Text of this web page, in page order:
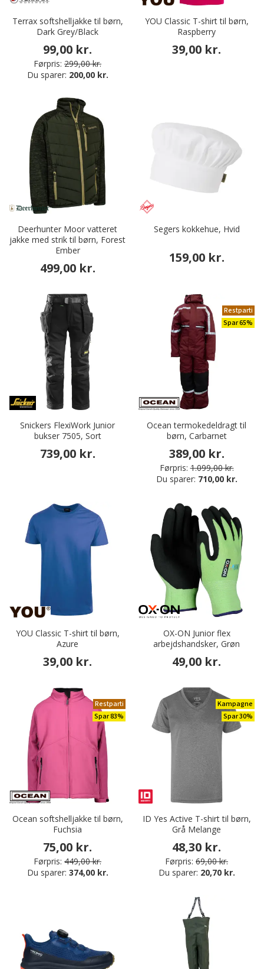
Terrax softshelljakke til børn,
Dark Grey/Black
99,00 kr.
Førpris: 299,00 kr.
Du sparer: 200,00 kr.
YOU Classic T-shirt til børn,
Raspberry
39,00 kr.
Deerhunter Moor vatteret
jakke med strik til børn, Forest
Ember
499,00 kr.
Segers kokkehue, Hvid
159,00 kr.
Snickers FlexiWork Junior
bukser 7505, Sort
739,00 kr.
Restparti
Spar 65%
Ocean termokedeldragt til
børn, Carbarnet
389,00 kr.
Førpris: 1.099,00 kr.
Du sparer: 710,00 kr.
YOU Classic T-shirt til børn,
Azure
39,00 kr.
OX-ON Junior flex
arbejdshandsker, Grøn
49,00 kr.
Restparti
Spar 83%
Ocean softshelljakke til børn,
Fuchsia
75,00 kr.
Førpris: 449,00 kr.
Du sparer: 374,00 kr.
Kampagne
Spar 30%
ID Yes Active T-shirt til børn,
Grå Melange
48,30 kr.
Førpris: 69,00 kr.
Du sparer: 20,70 kr.